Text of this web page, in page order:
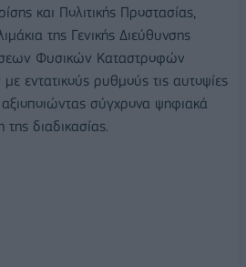
και Πολιτικής Προστασίας,
της Γενικής Διεύθυνσης
Φυσικών Καταστροφών
εντατικούς ρυθμούς τις αυτοψίες
αξιοποιώντας σύγχρονα ψηφιακά
διαδικασίας.